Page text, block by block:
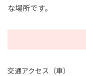
な場所です。
交通アクセス（車）